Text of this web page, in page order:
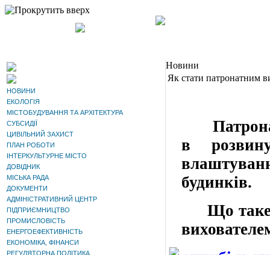
НОВИНИ
ЕКОЛОГІЯ
МІСТОБУДУВАННЯ ТА АРХІТЕКТУРА
СУБСИДІЇ
ЦИВІЛЬНИЙ ЗАХИСТ
ПЛАН РОБОТИ
ІНТЕРКУЛЬТУРНЕ МІСТО
ДОВІДНИК
МІСЬКА РАДА
ДОКУМЕНТИ
АДМІНІСТРАТИВНИЙ ЦЕНТР
ПІДПРИЄМНИЦТВО
ПРОМИСЛОВІСТЬ
ЕНЕРГОЕФЕКТИВНІСТЬ
ЕКОНОМІКА, ФІНАНСИ
РЕГУЛЯТОРНА ПОЛІТИКА
Новини
Як стати патронатним
в
будинків.
Що таке